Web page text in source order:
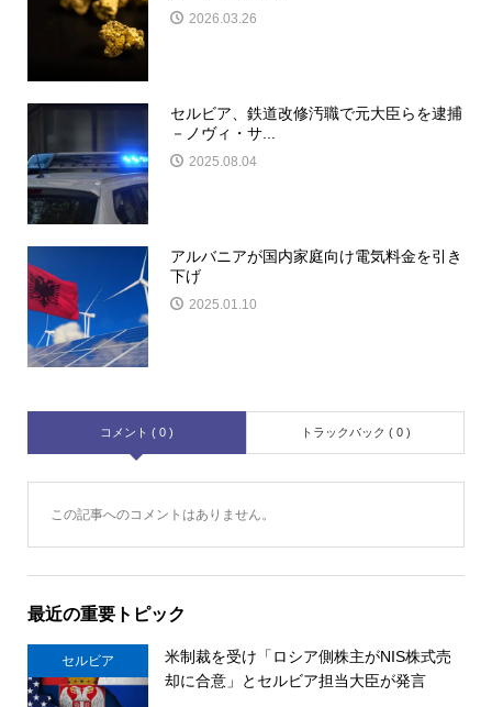
2026.03.26
セルビア、鉄道改修汚職で元大臣らを逮捕
－ノヴィ・サ...
2025.08.04
アルバニアが国内家庭向け電気料金を引き
下げ
2025.01.10
コメント ( 0 ) トラックバック ( 0 )
この記事へのコメントはありません。
最近の重要トピック
セルビア
米制裁を受け「ロシア側株主がNIS株式売
却に合意」とセルビア担当大臣が発言